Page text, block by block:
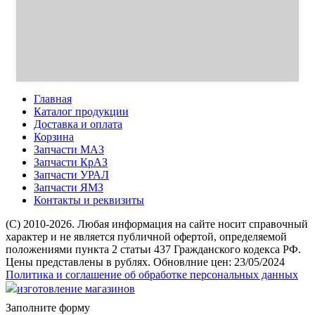
Главная
Каталог продукции
Доставка и оплата
Корзина
Запчасти МАЗ
Запчасти КрАЗ
Запчасти УРАЛ
Запчасти ЯМЗ
Контакты и реквизиты
(C) 2010-2026. Любая информация на сайте носит справочный
характер и не является публичной офертой, определяемой
положениями пункта 2 статьи 437 Гражданского кодекса РФ.
Цены представлены в рублях. Обновлние цен: 23/05/2024
Политика и соглашение об обработке персональных данных
изготовление магазинов
Заполните форму